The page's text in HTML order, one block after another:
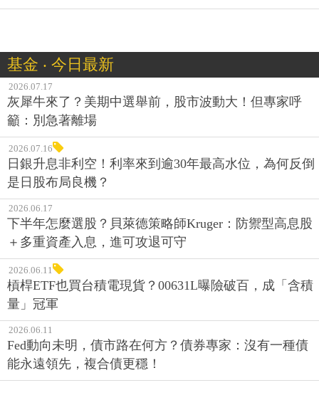
基金 ‧ 今日最新
2026.07.17
灰犀牛來了？美期中選舉前，股市波動大！但專家呼
籲：別急著離場
2026.07.16
日銀升息非利空！利率來到逾30年最高水位，為何反倒
是日股布局良機？
2026.06.17
下半年怎麼選股？貝萊德策略師Kruger：防禦型高息股
＋多重資產入息，進可攻退可守
2026.06.11
槓桿ETF也買台積電現貨？00631L曝險破百，成「含積
量」冠軍
2026.06.11
Fed動向未明，債市路在何方？債券專家：沒有一種債
能永遠領先，複合債更穩！